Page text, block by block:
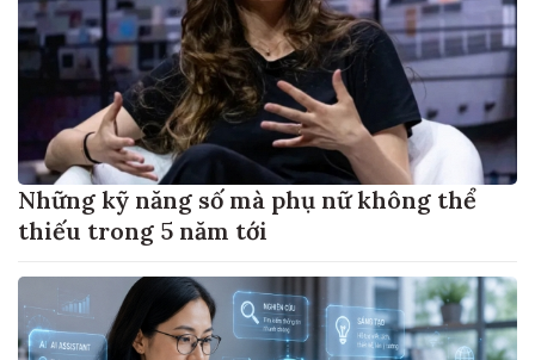
Những kỹ năng số mà phụ nữ không thể
thiếu trong 5 năm tới